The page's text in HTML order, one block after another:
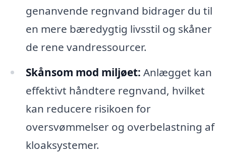
genanvende regnvand bidrager du til
en mere bæredygtig livsstil og skåner
de rene vandressourcer.
Skånsom mod miljøet: Anlægget kan
effektivt håndtere regnvand, hvilket
kan reducere risikoen for
oversvømmelser og overbelastning af
kloaksystemer.